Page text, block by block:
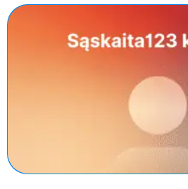
mokesčių inspekcijos prie Lietuvos